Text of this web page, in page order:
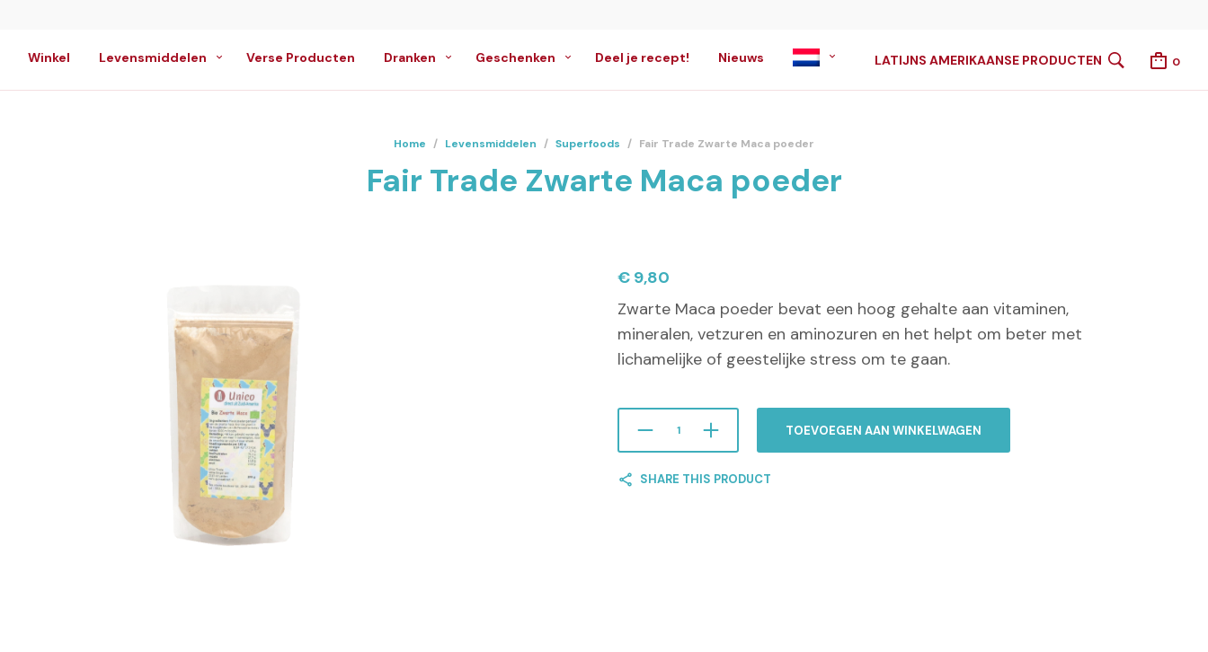
Winkel Levensmiddelen Verse Producten Dranken Geschenken Deel je recept! Nieuws LATIJNS AMERIKAANSE PRODUCTEN 0
Home / Levensmiddelen / Superfoods / Fair Trade Zwarte Maca poeder
Fair Trade Zwarte Maca poeder
€ 9,80
Zwarte Maca poeder bevat een hoog gehalte aan vitaminen,
mineralen, vetzuren en aminozuren en het helpt om beter met
lichamelijke of geestelijke stress om te gaan.
TOEVOEGEN AAN WINKELWAGEN
SHARE THIS PRODUCT